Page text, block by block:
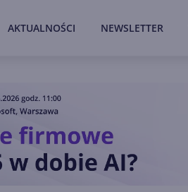
AKTUALNOŚCI NEWSLETTER